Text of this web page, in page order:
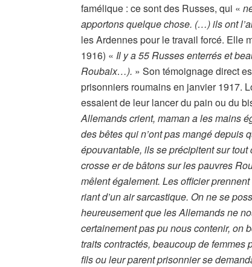
famélique : ce sont des Russes, qui «
apportons quelque chose. (…) ils ont
les Ardennes pour le travail forcé. Elle
1916) « Il y a 55 Russes enterrés et
Roubaix…). » Son témoignage direct
prisonniers roumains en janvier 1917.
essaient de leur lancer du pain ou du
Allemands crient, maman a les mains
des bêtes qui n’ont pas mangé depuis
épouvantable, ils se précipitent sur
crosse er de bâtons sur les pauvres
mêlent également. Les officier
riant d’un air sarcastique. On ne se
heureusement que les Allemands ne
certainement pas pu nous contenir, on
traits contractés, beaucoup de
fils ou leur parent prisonnier se